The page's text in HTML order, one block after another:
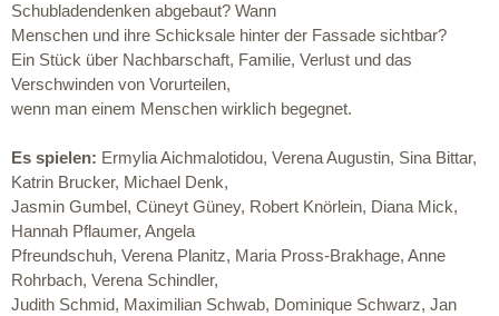
Schubladendenken abgebaut? Wann
Menschen und ihre Schicksale hinter der Fassade sichtbar?
Ein Stück über Nachbarschaft, Familie, Verlust und das
Verschwinden von Vorurteilen,
wenn man einem Menschen wirklich begegnet.
Es spielen: Ermylia Aichmalotidou, Verena Augustin, Sina Bittar,
Katrin Brucker, Michael Denk,
Jasmin Gumbel, Cüneyt Güney, Robert Knörlein, Diana Mick,
Hannah Pflaumer, Angela
Pfreundschuh, Verena Planitz, Maria Pross-Brakhage, Anne
Rohrbach, Verena Schindler,
Judith Schmid, Maximilian Schwab, Dominique Schwarz, Jan